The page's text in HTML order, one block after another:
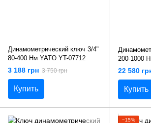
Динамометрический ключ 3/4"
80-400 Нм YATO YT-07712
3 188 грн 3 750 грн
Купить
200-1000
22 580
Купить
−15%